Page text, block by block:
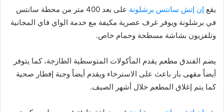
يقع إن إتش سانتس برشلونة
على بعد 400 متر من محطة سانتس
في برشلونة ويوفر غرف عصرية مكيفة مع خدمة الواي فاي المجانية
وتلفزيون بشاشة مسطحة وحمام خاص.
يضم الفندق مطعم يقدم المأكولات المتوسطية الطازجة، كما يتوفر
أيضاً مقهى بار باعث على الاسترخاء ويقدم أيضاً وجبة إفطار صحية
كما يتم إغلاق المطعم خلال أشهر الصيف.